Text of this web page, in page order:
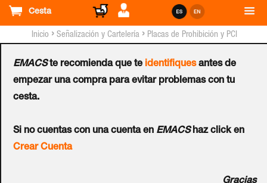
Cesta
EMACSte recomienda que te identifiquesantes de
empezar una compra para evitar problemas con tu
cesta.
Si no cuentas con una cuenta en EMACShaz click en
Crear Cuenta
Gracias
Inicio › Señalización y Cartelería › Placas de Prohibición y PCI
Placa de Prohibición y PCI
Tipo 2 (Lámina - Clase A)
Ref.: P-168-A